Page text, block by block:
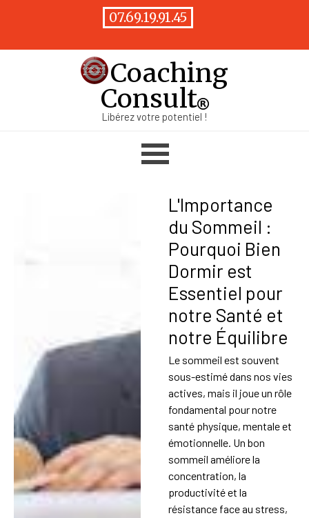
07.69.19.91.45
Coaching
Consult
Libérez votre potentiel !
L'Importance
du Sommeil :
Pourquoi Bien
Dormir est
Essentiel pour
notre Santé et
notre Équilibre
Le sommeil est souvent
sous-estimé dans nos vies
actives, mais il joue un rôle
fondamental pour notre
santé physique, mentale et
émotionnelle. Un bon
sommeil améliore la
concentration, la
productivité et la
résistance face au stress,